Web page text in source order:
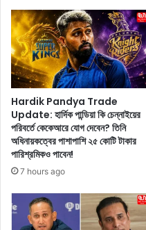
এ
বং
ঢা
লি
উ
ডে
র
গ্ল্যা
মা
রা
দু
নি
য়া
6
সো
শ্যা
ল
ডি
য়া
দি
ব
স
প
ল
Hardik Pandya Trade
Update: হার্দিক পান্ডিয়া কি চেন্নাইয়ের
পরিবর্তে কেকেআরে যোগ দেবেন? তিনি
অধিনায়কত্বের পাশাপাশি ২৫ কোটি টাকার
পারিশ্রমিকও পাবেন!
7 hours ago